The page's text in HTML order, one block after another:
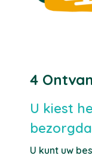
4
U kiest
U kunt uw